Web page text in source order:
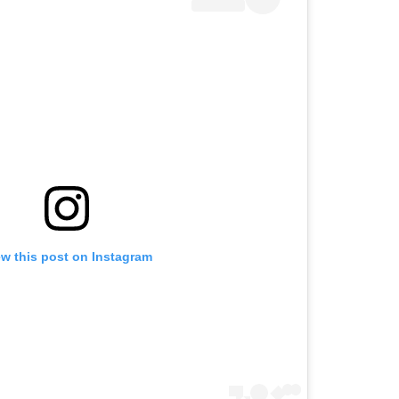
this post on Instagram